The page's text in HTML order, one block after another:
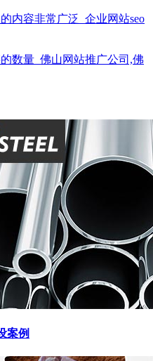
内容非常广泛_企业网站seo
数量_佛山网站推广公司,佛
案例